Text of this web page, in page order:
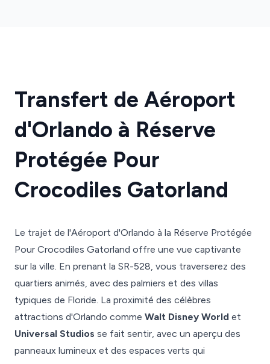
Transfert de Aéroport
d'Orlando à Réserve
Protégée Pour
Crocodiles Gatorland
Le trajet de l'Aéroport d'Orlando à la Réserve Protégée
Pour Crocodiles Gatorland offre une vue captivante
sur la ville. En prenant la SR-528, vous traverserez des
quartiers animés, avec des palmiers et des villas
typiques de Floride. La proximité des célèbres
attractions d'Orlando comme Walt Disney World et
Universal Studios se fait sentir, avec un aperçu des
panneaux lumineux et des espaces verts qui